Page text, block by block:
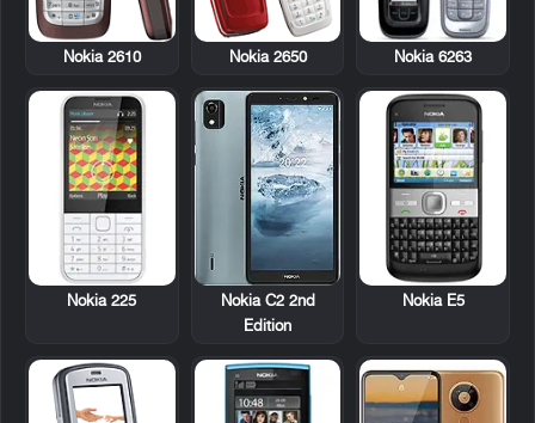
Nokia 6263
Nokia 2650
Nokia 2610
Nokia E5
Nokia C2 2nd
Edition
Nokia 225